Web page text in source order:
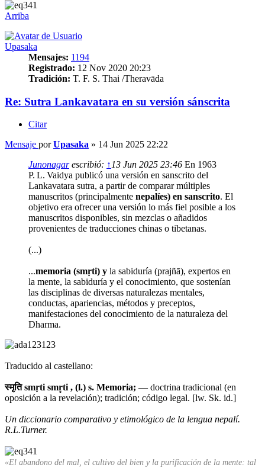
Arriba
Upasaka
Mensajes: 1194
Registrado: 12 Nov 2020 20:23
Tradición: T. F. S. Thai /Theravāda
Re: Sutra Lankavatara en su versión sánscrita
Citar
Mensaje porUpasaka » 14 Jun 2025 22:22
Junonagarescribió: ↑ 13 Jun 2025 23:46 En 1963
P. L. Vaidya publicó una versión en sanscrito del
Lankavatara sutra, a partir de comparar múltiples
manuscritos (principalmente nepalíes) en sanscrito. El
objetivo era ofrecer una versión lo más fiel posible a los
manuscritos disponibles, sin mezclas o añadidos
provenientes de traducciones chinas o tibetanas.
(...)
...memoria (smṛti) y la sabiduría (prajñā), expertos en
la mente, la sabiduría y el conocimiento, que sostenían
las disciplinas de diversas naturalezas mentales,
conductas, apariencias, métodos y preceptos,
manifestaciones del conocimiento de la naturaleza del
Dharma.
Traducido al castellano:
स्मृति smṛti smr̥ti , (l.) s. Memoria; — doctrina tradicional (en
oposición a la revelación); tradición; código legal. [lw. Sk. id.]
Un diccionario comparativo y etimológico de la lengua nepalí.
R.L.Turner.
«El abandono del mal, el cultivo del bien y la purificación de la mente: tal